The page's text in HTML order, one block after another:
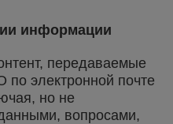
информации
передаваемые
по электронной почте
но не
вопросами,